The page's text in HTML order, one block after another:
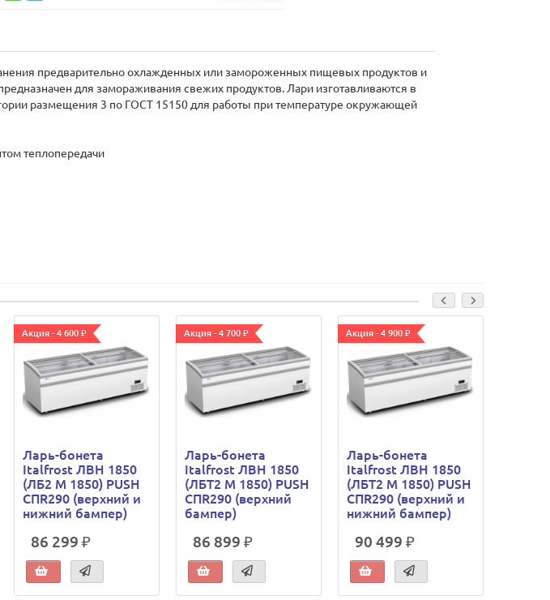
предварительно охлажденных или замороженных пищевых продуктов и
для замораживания свежих продуктов. Лари изготавливаются в
размещения 3 по ГОСТ 15150 для работы при температуре окружающей
теплопередачи
Акция - 4 600 ₽
Ларь-бонета
Italfrost ЛВН 1850
(ЛБ2 М 1850) PUSH
СПR290 (верхний и
нижний бампер)
86 299 ₽
Акция - 4 700 ₽
Ларь-бонета
Italfrost ЛВН 1850
(ЛБТ2 М 1850) PUSH
СПR290 (верхний
бампер)
86 899 ₽
Акция - 4 900 ₽
Ларь-бонета
Italfrost ЛВН 1850
(ЛБТ2 М 1850) PUSH
СПR290 (верхний и
нижний бампер)
90 499 ₽